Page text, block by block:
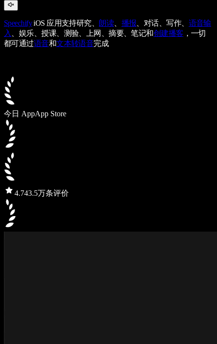
SpeechifyiOS 应用支持研究、 朗读、 播报 、对话、写作、 语音输
入
、娱乐、授课、测验、上网、摘要、笔记和创建播客 ，一切
都可通过语音和文本转语音完成
今日 AppApp Store
4.743.5万条评价